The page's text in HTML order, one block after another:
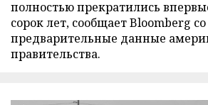
полностью прекратились
сорок лет, сообщает Bloomberg
предварительные данные
правительства.